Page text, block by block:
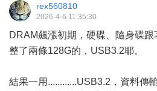
rex560810
2026-4-6 11:35:30
DRAM飆漲初期，硬碟、隨身碟跟
整了兩條128G的，USB3.2耶。
結果一用............USB3.2，資料傳